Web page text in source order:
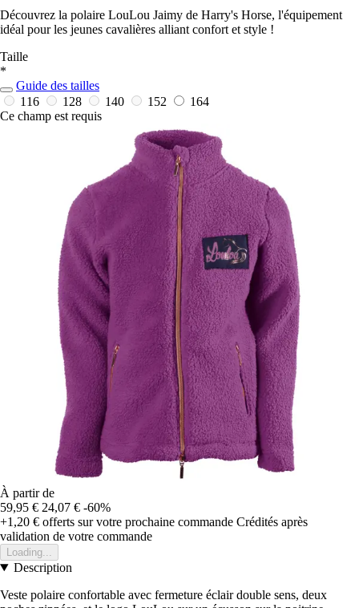
Découvrez la polaire LouLou Jaimy de Harry's Horse, l'équipement
idéal pour les jeunes cavalières alliant confort et style !
Taille
*
Guide des tailles
116
128 140 152
164
Ce champ est requis
À partir de
59,95 € 24,07 € -60%
+1,20 € offerts sur votre prochaine commande Crédités après
validation de votre commande
Loading...
Description
Veste polaire confortable avec fermeture éclair double sens, deux